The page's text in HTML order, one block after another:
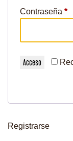
Contraseña *
Acceso
Registrarse